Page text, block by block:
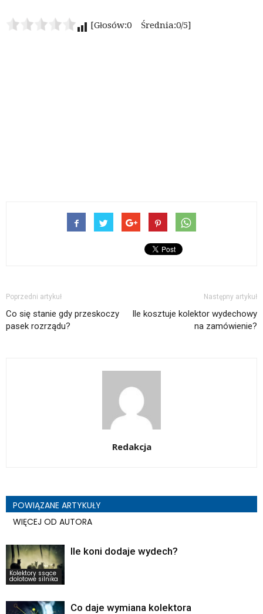
[Głosów:0 Średnia:0/5]
Poprzedni artykuł
Co się stanie gdy przeskoczy
pasek rozrządu?
Następny artykuł
Ile kosztuje kolektor wydechowy
na zamówienie?
Redakcja
POWIĄZANE ARTYKUŁY
WIĘCEJ OD AUTORA
Kolektory ssące
dolotowe silnika
Ile koni dodaje wydech?
Co daje wymiana kolektora